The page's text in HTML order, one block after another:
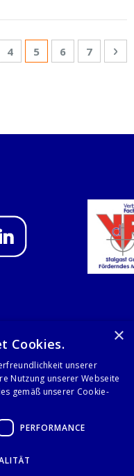
Seite
4 Sie lesen gerade
5 Seite
6 Seite
7
×
Cookies.
unserer
Nutzung unserer Webseite
gemäß unserer Cookie-
PERFORMANCE